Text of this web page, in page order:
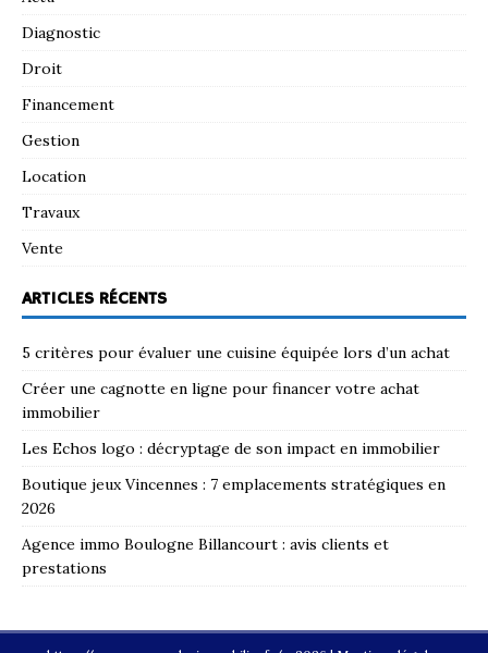
Diagnostic
Droit
Financement
Gestion
Location
Travaux
Vente
ARTICLES RÉCENTS
5 critères pour évaluer une cuisine équipée lors d’un achat
Créer une cagnotte en ligne pour financer votre achat
immobilier
Les Echos logo : décryptage de son impact en immobilier
Boutique jeux Vincennes : 7 emplacements stratégiques en
2026
Agence immo Boulogne Billancourt : avis clients et
prestations